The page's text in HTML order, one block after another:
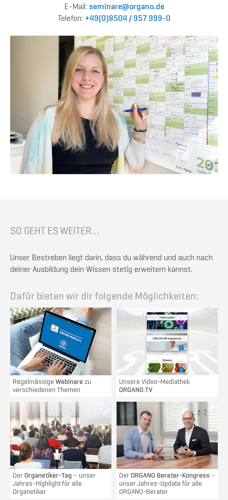
E-Mail: seminare@organo.de
Telefon: +49(0)8504 / 957 999-0
SO GEHT ES WEITER...
Unser Bestreben liegt darin, dass du während und auch nach
deiner Ausbildung dein Wissen stetig erweitern kannst.
Dafür bieten wir dir folgende Möglichkeiten:
Regelmässige Webinare zu
verschiedenen Themen
Unsere Video-Mediathek
ORGANO.TV
DerOrganetiker-Tag – unser
Jahres-Highlight für alle
Organetiker
DerORGANO Berater-Kongress –
unser Jahres-Update für alle
ORGANO-Berater